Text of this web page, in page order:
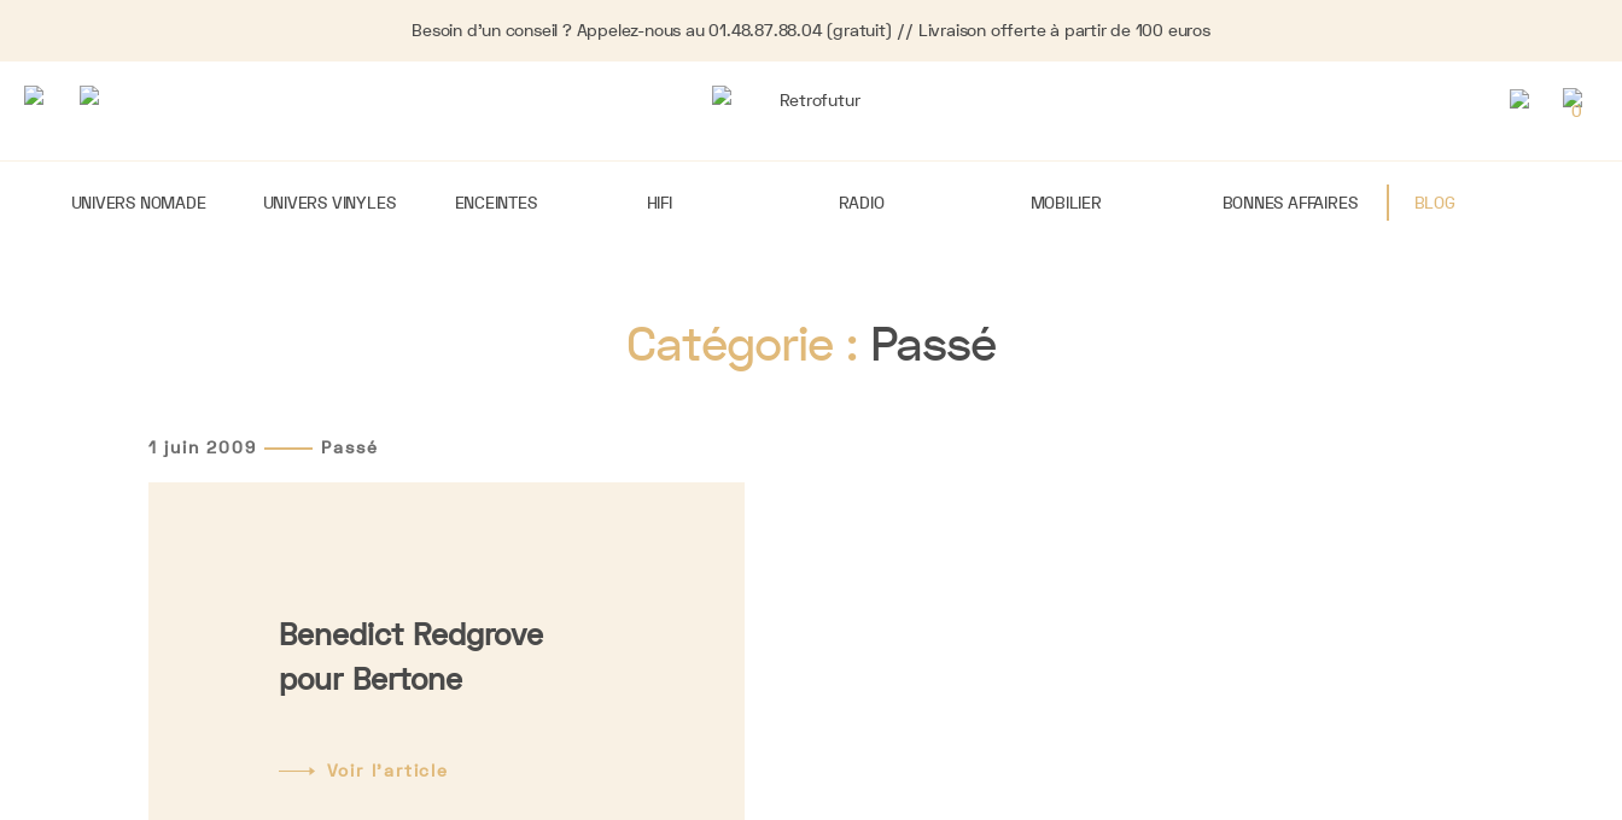
Besoin d'un conseil ? Appelez-nous au 01.48.87.88.04 (gratuit) // Livraison offerte à partir de 100 euros
0
UNIVERS NOMADE UNIVERS VINYLES ENCEINTES HIFI RADIO MOBILIER BONNES AFFAIRES BLOG
Catégorie : Passé
1 juin 2009 Passé
Benedict Redgrove
pour Bertone
Voir l'article